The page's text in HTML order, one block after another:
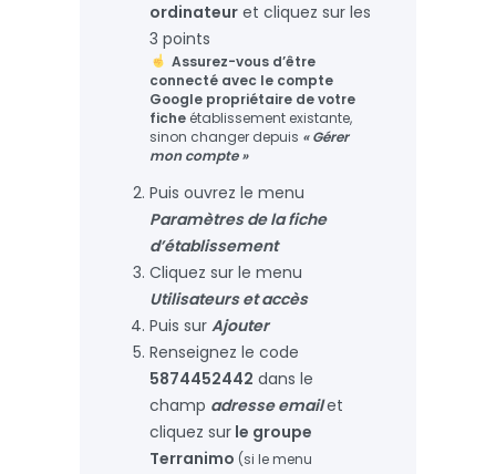
ordinateur et cliquez sur les
3 points
Assurez-vous d’être
connecté avec le compte
Google propriétaire de votre
fiche établissement existante,
sinon changer depuis « Gérer
mon compte »
Puis ouvrez le menu
Paramètres de la fiche
d’établissement
Cliquez sur le menu
Utilisateurs et accès
Puis sur Ajouter
Renseignez le code
5874452442 dans le
champ adresse emailet
cliquez sur le groupe
Terranimo (si le menu